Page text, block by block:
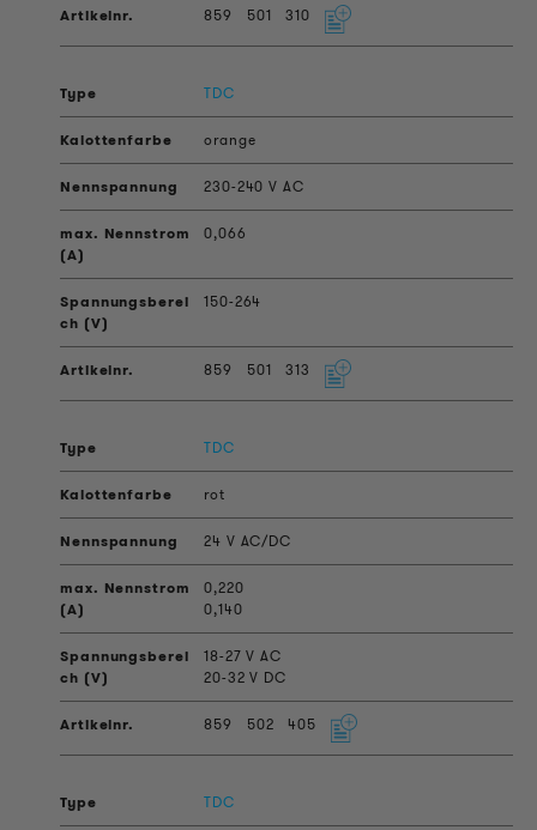
859 501 310
TDC
orange
230-240 V AC
0,066
150-264
859 501 313
TDC
rot
24 V AC/DC
0,220
0,140
18-27 V AC
20-32 V DC
859 502 405
TDC